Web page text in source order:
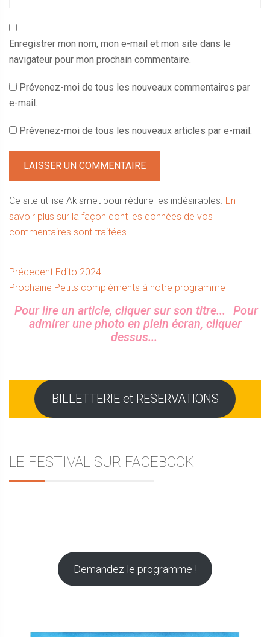
Enregistrer mon nom, mon e-mail et mon site dans le
navigateur pour mon prochain commentaire.
Prévenez-moi de tous les nouveaux commentaires par
e-mail.
Prévenez-moi de tous les nouveaux articles par e-mail.
Ce site utilise Akismet pour réduire les indésirables. En
savoir plus sur la façon dont les données de vos
commentaires sont traitées.
Navigation
de
l’article
Précedent Article
précédent :
Edito 2024
Prochaine Article
Petits compléments à notre programme
Sidebar
Pour lire un article, cliquer sur son titre...
Pour
admirer une photo en plein écran, cliquer
dessus...
BILLETTERIE et RESERVATIONS
LE FESTIVAL SUR FACEBOOK
Demandez le programme !